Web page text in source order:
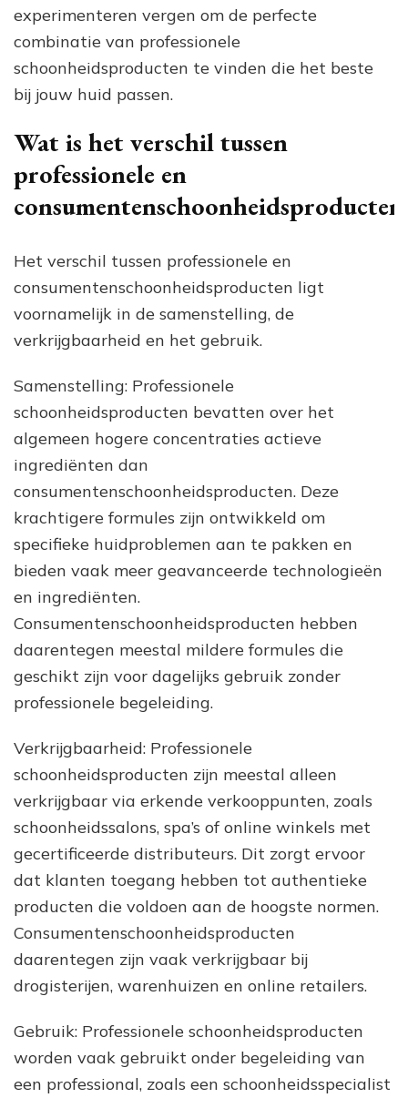
experimenteren vergen om de perfecte
combinatie van professionele
schoonheidsproducten te vinden die het beste
bij jouw huid passen.
Wat is het verschil tussen
professionele en
Het verschil tussen professionele en
consumentenschoonheidsproducten ligt
voornamelijk in de samenstelling, de
verkrijgbaarheid en het gebruik.
Samenstelling: Professionele
schoonheidsproducten bevatten over het
algemeen hogere concentraties actieve
ingrediënten dan
consumentenschoonheidsproducten. Deze
krachtigere formules zijn ontwikkeld om
specifieke huidproblemen aan te pakken en
bieden vaak meer geavanceerde technologieën
en ingrediënten.
Consumentenschoonheidsproducten hebben
daarentegen meestal mildere formules die
geschikt zijn voor dagelijks gebruik zonder
professionele begeleiding.
Verkrijgbaarheid: Professionele
schoonheidsproducten zijn meestal alleen
verkrijgbaar via erkende verkooppunten, zoals
schoonheidssalons, spa’s of online winkels met
gecertificeerde distributeurs. Dit zorgt ervoor
dat klanten toegang hebben tot authentieke
producten die voldoen aan de hoogste normen.
Consumentenschoonheidsproducten
daarentegen zijn vaak verkrijgbaar bij
drogisterijen, warenhuizen en online retailers.
Gebruik: Professionele schoonheidsproducten
worden vaak gebruikt onder begeleiding van
een professional, zoals een schoonheidsspecialist